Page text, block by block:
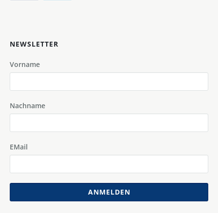
NEWSLETTER
Vorname
Nachname
EMail
ANMELDEN